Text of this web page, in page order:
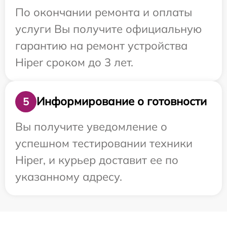
По окончании ремонта и оплаты
услуги Вы получите официальную
гарантию на ремонт устройства
Hiper сроком до 3 лет.
5
Информирование о готовности
Вы получите уведомление о
успешном тестировании техники
Hiper, и курьер доставит ее по
указанному адресу.